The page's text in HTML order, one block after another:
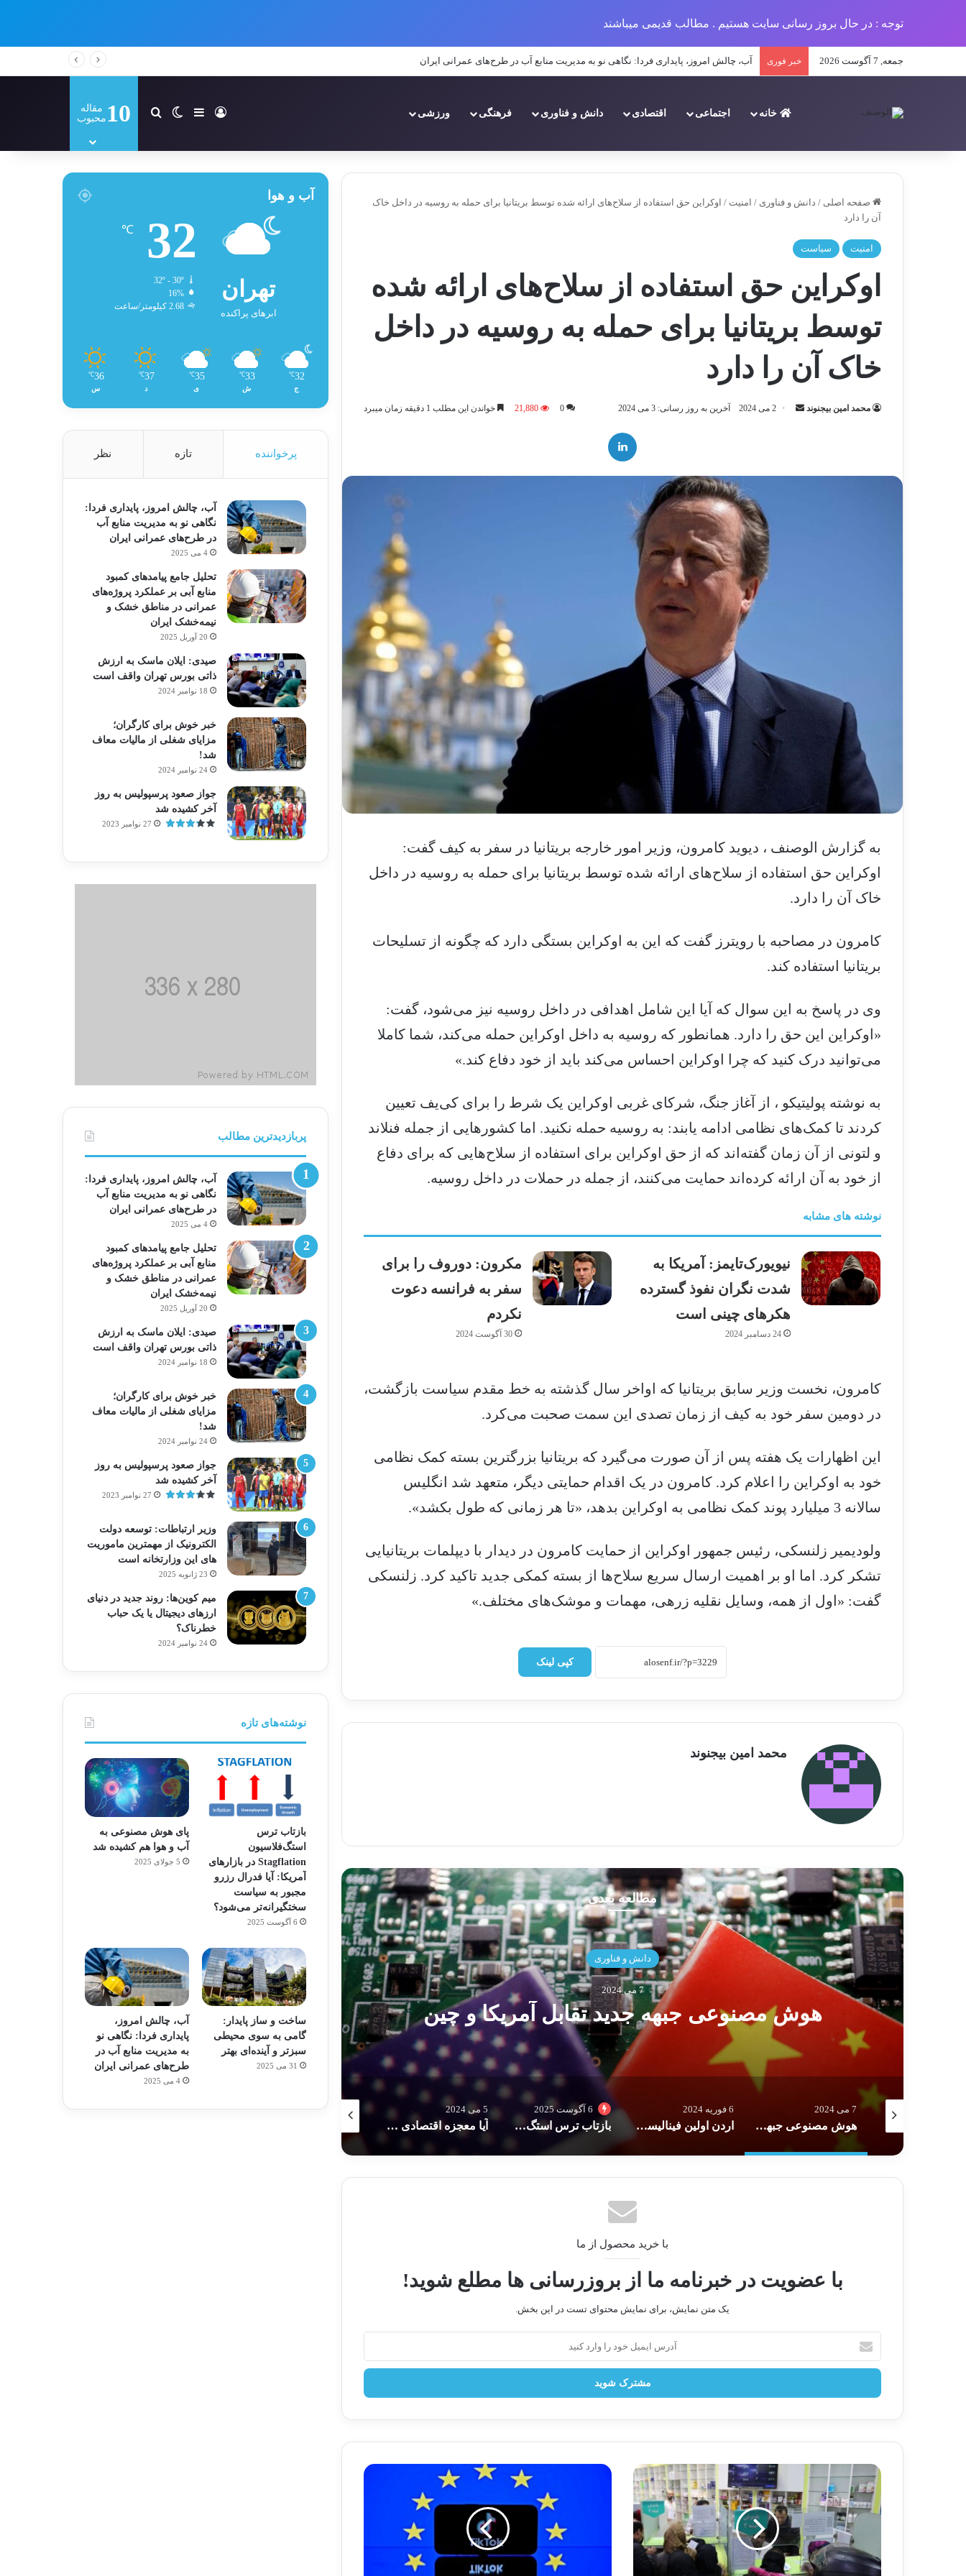
توجه : در حال بروز رسانی سایت هستیم . مطالب قدیمی میباشند
جمعه, 7 آگوست 2026 خبر فوری آب، چالش امروز، پایداری فردا: نگاهی نو به مدیریت منابع آب در طرح‌های عمرانی ایران
خانه اجتماعی اقتصادی دانش و فناوری فرهنگی ورزشی ورودسایدبارتغییر پوسته
جستجو برای
10 مقاله
محبوب
صفحه اصلی / دانش و فناوری / امنیت / اوکراین حق استفاده از سلاح‌های ارائه شده توسط بریتانیا برای حمله به روسیه در داخل خاک
آن را دارد
امنیت سیاست
اوکراین حق استفاده از سلاح‌های ارائه شده
توسط بریتانیا برای حمله به روسیه در داخل
خاک آن را دارد
محمد امین بیجنوند
ارسال2 می 2024 آخرین به روز رسانی: 3 می 2024 0
21,880 خواندن این مطلب 1 دقیقه زمان میبرد
به گزارش الوصنف ، دیوید کامرون، وزیر امور خارجه بریتانیا در سفر به کیف گفت:
اوکراین حق استفاده از سلاح‌های ارائه شده توسط بریتانیا برای حمله به روسیه در داخل
خاک آن را دارد.
کامرون در مصاحبه با رویترز گفت که این به اوکراین بستگی دارد که چگونه از تسلیحات
بریتانیا استفاده کند.
وی در پاسخ به این سوال که آیا این شامل اهدافی در داخل روسیه نیز می‌شود، گفت:
«اوکراین این حق را دارد. همانطور که روسیه به داخل اوکراین حمله می‌کند، شما کاملا
می‌توانید درک کنید که چرا اوکراین احساس می‌کند باید از خود دفاع کند.»
به نوشته پولیتیکو ، از آغاز جنگ، شرکای غربی اوکراین یک شرط را برای کی‌یف تعیین
کردند تا کمک‌های نظامی ادامه یابند: به روسیه حمله نکنید. اما کشورهایی از جمله فنلاند
و لتونی از آن زمان گفته‌اند که از حق اوکراین برای استفاده از سلاح‌هایی که برای دفاع
از خود به آن ارائه کرده‌اند حمایت می‌کنند، از جمله در حملات در داخل روسیه.
نوشته های مشابه
نیویورک‌تایمز: آمریکا به
شدت نگران نفوذ گسترده
هکرهای چینی است
24 دسامبر 2024
مکرون: دوروف را برای
سفر به فرانسه دعوت
نکردم
30 آگوست 2024
کامرون، نخست وزیر سابق بریتانیا که اواخر سال گذشته به خط مقدم سیاست بازگشت،
در دومین سفر خود به کیف از زمان تصدی این سمت صحبت می‌کرد.
این اظهارات یک هفته پس از آن صورت می‌گیرد که بریتانیا بزرگترین بسته کمک نظامی
خود به اوکراین را اعلام کرد. کامرون در یک اقدام حمایتی دیگر، متعهد شد انگلیس
سالانه 3 میلیارد پوند کمک نظامی به اوکراین بدهد، «تا هر زمانی که طول بکشد».
ولودیمیر زلنسکی، رئیس جمهور اوکراین از حمایت کامرون در دیدار با دیپلمات بریتانیایی
تشکر کرد. اما او بر اهمیت ارسال سریع سلاح‌ها از بسته کمکی جدید تاکید کرد. زلنسکی
گفت: «اول از همه، وسایل نقلیه زرهی، مهمات و موشک‌های مختلف.»
کپی لینک
محمد امین بیجنوند
مطالعه بعدی
فوتبال
6 فوریه 2024
اردن اولین فینالیست جام ملت‌های آسیا
6 آگوست 2025
آمریکا: آیا فدرال رزرو مجبور
می‌شود؟
6 فوریه 2024
اردن اولین فینالیست جام ملت‌های آسیا
6 آگوست 2025
بازتاب ترس استگ‌فلاسیون Stagflation در بازارهای آمریکا: آیا فدرال رزرو مجبور به سیاست سختگیرانه‌تر می‌شود؟
5 می 2024
آیا معجزه اقتصادی کره جنوبی دوباره آغاز میشود ؟
27 سپتامبر 2024
ایلان ماسک به رییس جمهور فرانسه: درباره بازداشت مدیرعامل تلگرام توضیح بیشتری بدهید
7 می 2024 6 فوریه 2024
با خرید محصول از ما
با عضویت در خبرنامه ما از بروزرسانی ها مطلع شوید!
یک متن نمایش، برای نمایش محتوای تست در این بخش.
ایمیل
خود
وارد
آب و هوا
تهران
ابرهای پراکنده
32
℃
32º - 30º
16%
2.68 کیلومتر/ساعت
32
℃
ج
33
℃
ش
35
℃
ی
37
℃
د
36
℃
س
پرخواننده تازه نظر
آب، چالش امروز، پایداری فردا:
نگاهی نو به مدیریت منابع آب
در طرح‌های عمرانی ایران
4 می 2025
تحلیل جامع پیامدهای کمبود
منابع آبی بر عملکرد پروژه‌های
عمرانی در مناطق خشک و
نیمه‌خشک ایران
20 آوریل 2025
صیدی: ایلان ماسک به ارزش
ذاتی بورس تهران واقف است
18 نوامبر 2024
خبر خوش برای کارگران؛
مزایای شغلی از مالیات معاف
شد!
24 نوامبر 2024
جواز صعود پرسپولیس به روز
آخر کشیده شد
27 نوامبر 2023
پربازدیدترین مطالب
آب، چالش امروز، پایداری فردا:
نگاهی نو به مدیریت منابع آب
در طرح‌های عمرانی ایران
4 می 2025
تحلیل جامع پیامدهای کمبود
منابع آبی بر عملکرد پروژه‌های
عمرانی در مناطق خشک و
نیمه‌خشک ایران
20 آوریل 2025
صیدی: ایلان ماسک به ارزش
ذاتی بورس تهران واقف است
18 نوامبر 2024
خبر خوش برای کارگران؛
مزایای شغلی از مالیات معاف
شد!
24 نوامبر 2024
جواز صعود پرسپولیس به روز
آخر کشیده شد
27 نوامبر 2023
وزیر ارتباطات: توسعه دولت
الکترونیک از مهمترین ماموریت
های این وزارتخانه است
23 ژانویه 2025
میم کوین‌ها: روند جدید در دنیای
ارزهای دیجیتال یا یک حباب
خطرناک؟
24 نوامبر 2024
نوشته‌های تازه
بازتاب ترس
استگ‌فلاسیون
Stagflation در بازارهای
آمریکا: آیا فدرال رزرو
مجبور به سیاست
سختگیرانه‌تر می‌شود؟
6 آگوست 2025
پای هوش مصنوعی به
آب و هوا هم کشیده شد
5 جولای 2025
ساخت و ساز پایدار:
گامی به سوی محیطی
سبزتر و آینده‌ای بهتر
31 می 2025
آب، چالش امروز،
پایداری فردا: نگاهی نو
به مدیریت منابع آب در
طرح‌های عمرانی ایران
4 می 2025